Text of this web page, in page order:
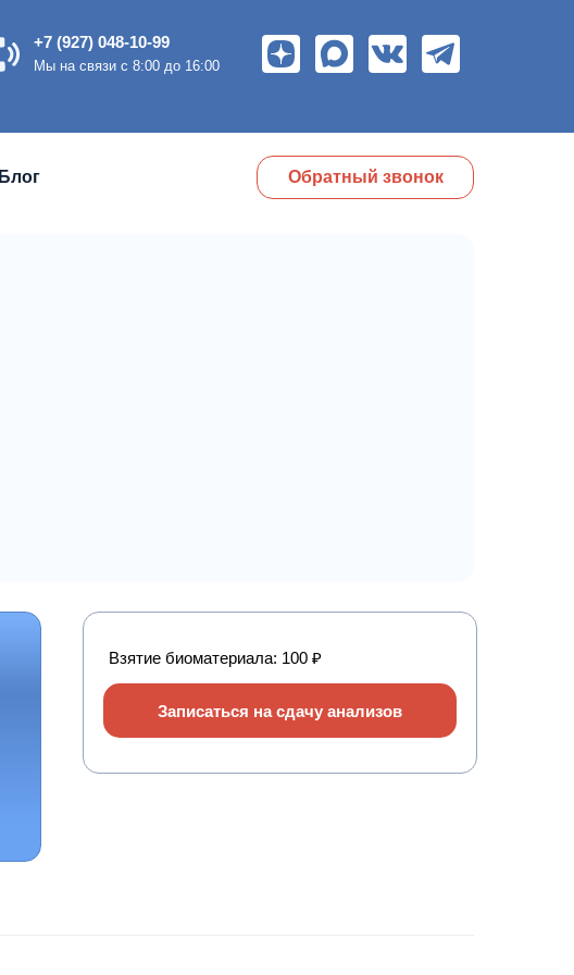
Мы на связи c 8:00 до 16:00
+7 (927) 048-10-99
Обратный звонок
Блог
Взятие биоматериала: 100 ₽
Записаться на сдачу анализов